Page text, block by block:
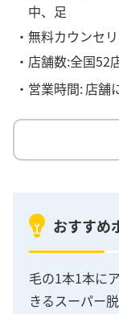
中、足
・無料カウンセ
・店舗数:全国52
・営業時間:店舗
おすすめ
毛の1本1本に
きるスーパー